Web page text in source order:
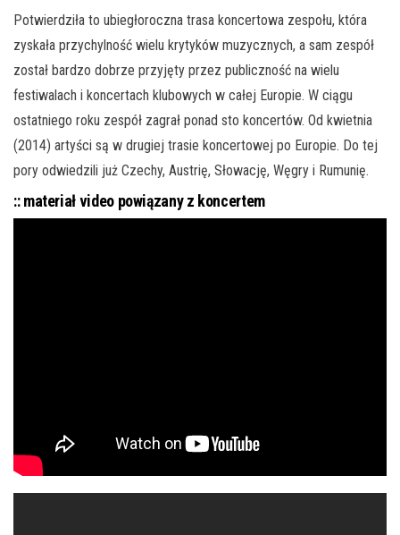
Potwierdziła to ubiegłoroczna trasa koncertowa zespołu, która
zyskała przychylność wielu krytyków muzycznych, a sam zespół
został bardzo dobrze przyjęty przez publiczność na wielu
festiwalach i koncertach klubowych w całej Europie. W ciągu
ostatniego roku zespół zagrał ponad sto koncertów. Od kwietnia
(2014) artyści są w drugiej trasie koncertowej po Europie. Do tej
pory odwiedzili już Czechy, Austrię, Słowację, Węgry i Rumunię.
:: materiał video powiązany z koncertem